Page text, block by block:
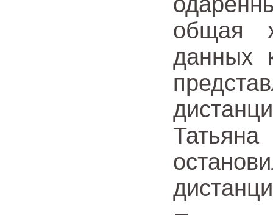
общая
данных